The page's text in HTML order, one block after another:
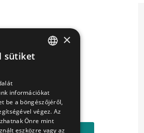
Kosárba
×
sütiket
információkat
be a böngészőjéről,
végez. Az
Önre mint
eszközre vagy az